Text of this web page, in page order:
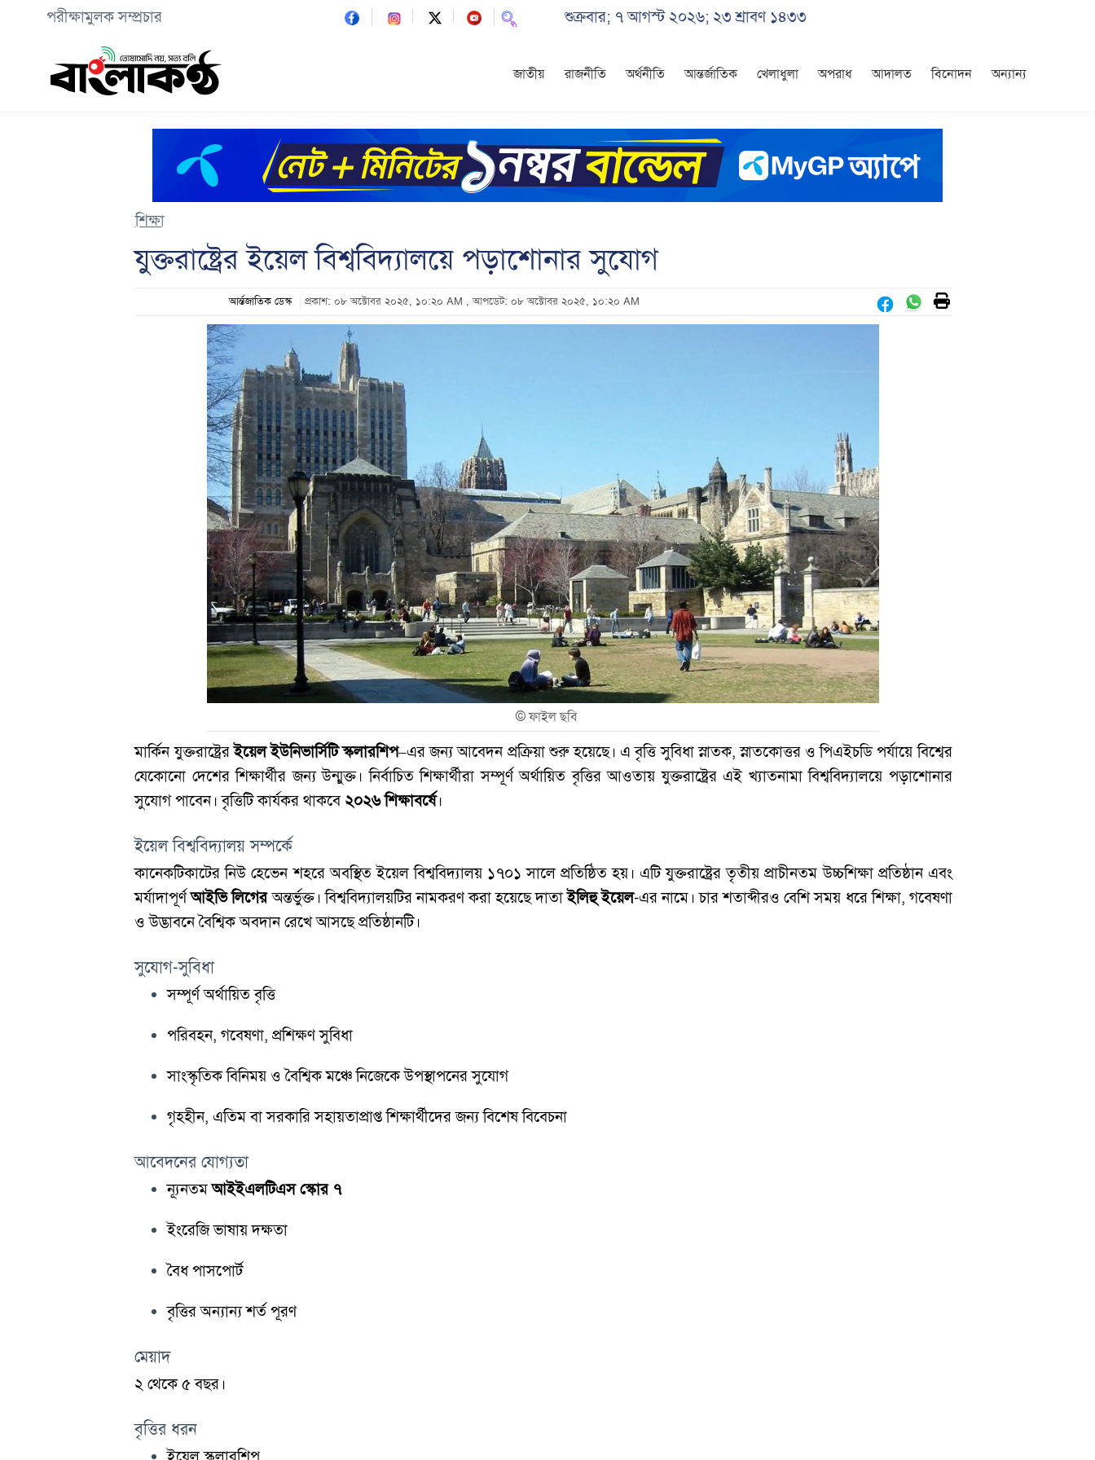
পরীক্ষামুলক সম্প্রচার শুক্রবার; ৭ আগস্ট ২০২৬; ২৩ শ্রাবণ ১৪৩৩
জাতীয় রাজনীতি অর্থনীতি আন্তর্জাতিক খেলাধুলা অপরাধ আদালত বিনোদন অন্যান্য
শিক্ষা
যুক্তরাষ্ট্রের ইয়েল বিশ্ববিদ্যালয়ে পড়াশোনার সুযোগ
আর্ন্তজাতিক ডেস্ক প্রকাশ: ০৮ অক্টোবর ২০২৫, ১০:২০ AM , আপডেট: ০৮ অক্টোবর ২০২৫, ১০:২০ AM
©ফাইল ছবি
মার্কিন যুক্তরাষ্ট্রেরইয়েল ইউনিভার্সিটি স্কলারশিপ–এর জন্য আবেদন প্রক্রিয়া শুরু হয়েছে। এ বৃত্তি সুবিধা স্নাতক, স্নাতকোত্তর ও পিএইচডি পর্যায়ে বিশ্বের
যেকোনো দেশের শিক্ষার্থীর জন্য উন্মুক্ত। নির্বাচিত শিক্ষার্থীরা সম্পূর্ণ অর্থায়িত বৃত্তির আওতায় যুক্তরাষ্ট্রের এই খ্যাতনামা বিশ্ববিদ্যালয়ে পড়াশোনার
সুযোগ পাবেন। বৃত্তিটি কার্যকর থাকবে ২০২৬ শিক্ষাবর্ষে।
ইয়েল বিশ্ববিদ্যালয় সম্পর্কে
কানেকটিকাটের নিউ হেভেন শহরে অবস্থিত ইয়েল বিশ্ববিদ্যালয় ১৭০১ সালে প্রতিষ্ঠিত হয়। এটি যুক্তরাষ্ট্রের তৃতীয় প্রাচীনতম উচ্চশিক্ষা প্রতিষ্ঠান এবং
মর্যাদাপূর্ণআইভি লিগেরঅন্তর্ভুক্ত। বিশ্ববিদ্যালয়টির নামকরণ করা হয়েছে দাতাইলিহু ইয়েল-এর নামে। চার শতাব্দীরও বেশি সময় ধরে শিক্ষা, গবেষণা
ও উদ্ভাবনে বৈশ্বিক অবদান রেখে আসছে প্রতিষ্ঠানটি।
সুযোগ-সুবিধা
সম্পূর্ণ অর্থায়িত বৃত্তি
পরিবহন, গবেষণা, প্রশিক্ষণ সুবিধা
সাংস্কৃতিক বিনিময় ও বৈশ্বিক মঞ্চে নিজেকে উপস্থাপনের সুযোগ
গৃহহীন, এতিম বা সরকারি সহায়তাপ্রাপ্ত শিক্ষার্থীদের জন্য বিশেষ বিবেচনা
আবেদনের যোগ্যতা
ন্যূনতমআইইএলটিএস স্কোর ৭
ইংরেজি ভাষায় দক্ষতা
বৈধ পাসপোর্ট
বৃত্তির অন্যান্য শর্ত পূরণ
মেয়াদ
২ থেকে ৫ বছর।
বৃত্তির ধরন